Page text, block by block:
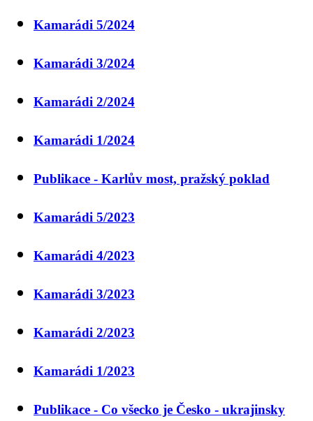
Kamarádi 5/2024
Kamarádi 3/2024
Kamarádi 2/2024
Kamarádi 1/2024
Publikace - Karlův most, pražský poklad
Kamarádi 5/2023
Kamarádi 4/2023
Kamarádi 3/2023
Kamarádi 2/2023
Kamarádi 1/2023
Publikace - Co všecko je Česko - ukrajinsky